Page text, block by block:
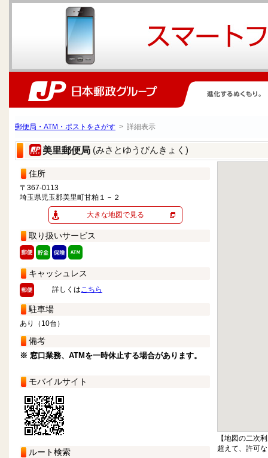
郵便局・ATM・ポストをさがす > 詳細表示
美里郵便局 (みさとゆうびんきょく)
住所
〒367-0113
埼玉県児玉郡美里町甘粕１－２
大きな地図で見る
取り扱いサービス
キャッシュレス
詳しくはこちら
駐車場
あり（10台）
備考
※ 窓口業務、ATMを一時休止する場合があります。
モバイルサイト
ルート検索
【地図の二次
超えて、許可